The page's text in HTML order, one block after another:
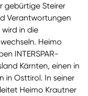
Aktionen,
uvm.
SPAR
gebürtige Steirer
Verantwortungen
in die
Heimo
INTERSPAR-
Kärnten, einen in
in Osttirol. In seiner
Heimo Krautner